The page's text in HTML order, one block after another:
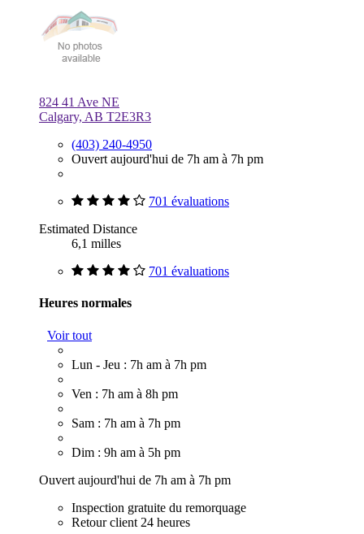
824 41 Ave NE
Calgary, AB T2E3R3
(403) 240-4950
Ouvert aujourd'hui de 7h am à 7h pm
701 évaluations
Estimated Distance
6,1 milles
701 évaluations
Heures normales
Voir tout
Lun - Jeu : 7h am à 7h pm
Ven : 7h am à 8h pm
Sam : 7h am à 7h pm
Dim : 9h am à 5h pm
Ouvert aujourd'hui de 7h am à 7h pm
Inspection gratuite du remorquage
Retour client 24 heures